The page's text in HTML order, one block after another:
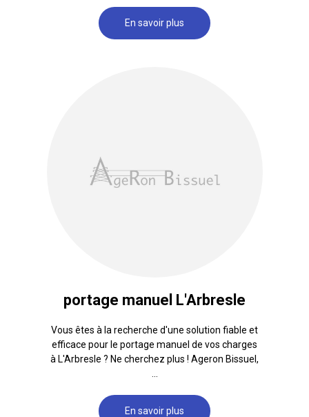
En savoir plus
portage manuel L'Arbresle
Vous êtes à la recherche d'une solution fiable et
efficace pour le portage manuel de vos charges
à L'Arbresle ? Ne cherchez plus ! Ageron Bissuel,
En savoir plus